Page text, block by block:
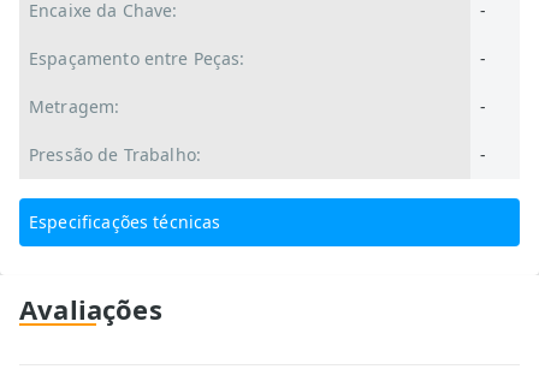
Encaixe da Chave: -
Espaçamento entre Peças: -
Metragem: -
Pressão de Trabalho: -
Especificações técnicas
Avaliações